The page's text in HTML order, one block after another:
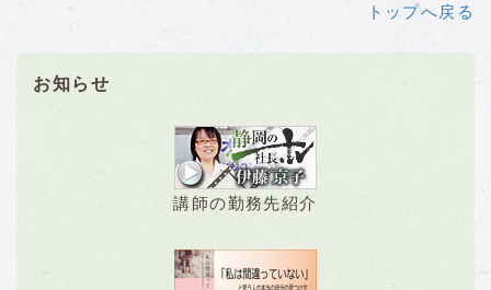
トップへ戻る
お知らせ
講師の勤務先紹介